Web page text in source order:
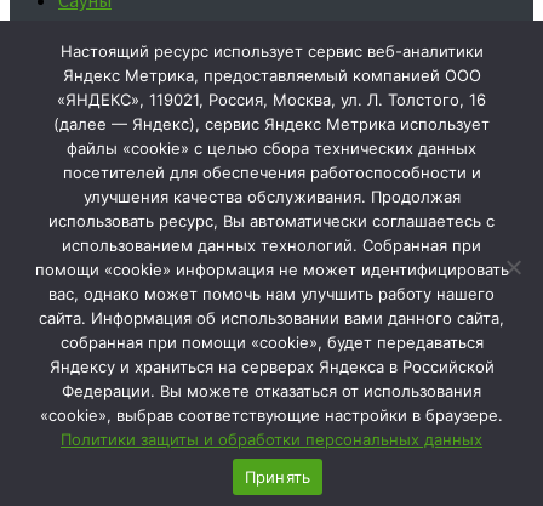
Ваше мнение формирует
официальный рейтинг организации:
Чтобы оценить
условия
предоставления
услуг
используйте
QR-код или
перейдите по
ссылке
2025 © МАУ ДО "СШ №1" г. Тобольска
Мы в соц.сетях:
Настоящий ресурс использует сервис веб-аналитики
Яндекс Метрика, предоставляемый компанией ООО
«ЯНДЕКС», 119021, Россия, Москва, ул. Л. Толстого, 16
(далее — Яндекс), сервис Яндекс Метрика использует
файлы «cookie» с целью сбора технических данных
посетителей для обеспечения работоспособности и
улучшения качества обслуживания. Продолжая
использовать ресурс, Вы автоматически соглашаетесь с
использованием данных технологий. Собранная при
помощи «cookie» информация не может идентифицировать
вас, однако может помочь нам улучшить работу нашего
сайта. Информация об использовании вами данного сайта,
собранная при помощи «cookie», будет передаваться
Яндексу и храниться на серверах Яндекса в Российской
Федерации. Вы можете отказаться от использования
«cookie», выбрав соответствующие настройки в браузере.
Политики защиты и обработки персональных данных
Принять
Сообщить об опечатке
Текст, который будет отправлен нашим
редакторам: